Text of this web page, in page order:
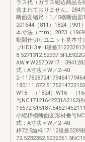
ラス代（ガラス組込商品
含まれておりません。284
断面図縮尺：1／5横断面図
201644（811）1824（901
本寸法（mm）2023（
動間仕切りユニット基本寸
プHDH3▼H段差
AW▼W257DW17
式：A寸法＝W／2−40
W18 （1824）W16 （
号NC17121642231A2162
小縦枠横断面図形材番号
式：A寸法＝W／2−40
枠72.5縦枠17112段差3289